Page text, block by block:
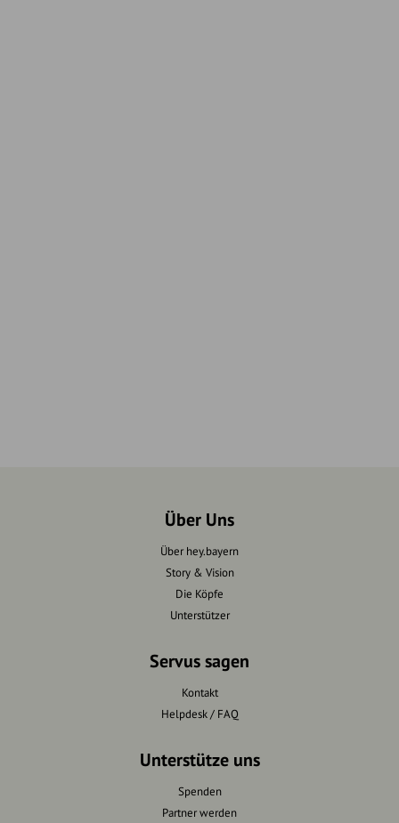
Über Uns
Über hey.bayern
Story & Vision
Die Köpfe
Unterstützer
Servus sagen
Kontakt
Helpdesk / FAQ
Unterstütze uns
Spenden
Partner werden